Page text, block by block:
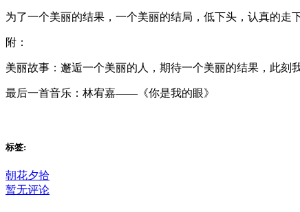
为了一个美丽的结果，一个美丽的结局，低下头，认真的走
附：
美丽故事：邂逅一个美丽的人，期待一个美丽的结果，此刻
最后一首音乐：林宥嘉——《你是我的眼》
标签:
朝花夕拾
暂无评论